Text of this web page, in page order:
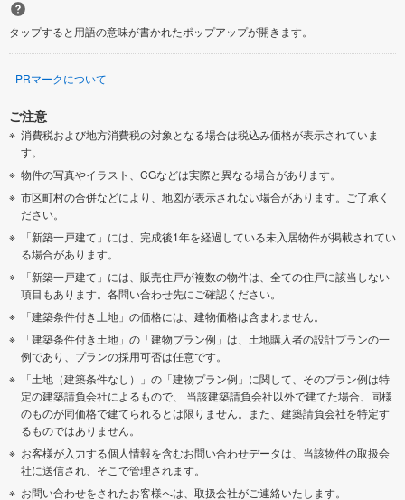
タップすると用語の意味が書かれたポップアップが開きます。
PRマークについて
ご注意
消費税および地方消費税の対象となる場合は税込み価格が表示されていま
す。
物件の写真やイラスト、CGなどは実際と異なる場合があります。
市区町村の合併などにより、地図が表示されない場合があります。ご了承く
ださい。
「新築一戸建て」には、完成後1年を経過している未入居物件が掲載されてい
る場合があります。
「新築一戸建て」には、販売住戸が複数の物件は、全ての住戸に該当しない
項目もあります。各問い合わせ先にご確認ください。
「建築条件付き土地」の価格には、建物価格は含まれません。
「建築条件付き土地」の「建物プラン例」は、土地購入者の設計プランの一
例であり、プランの採用可否は任意です。
「土地（建築条件なし）」の「建物プラン例」に関して、そのプラン例は特
定の建築請負会社によるもので、 当該建築請負会社以外で建てた場合、同様
のものが同価格で建てられるとは限りません。また、建築請負会社を特定す
るものではありません。
お客様が入力する個人情報を含むお問い合わせデータは、当該物件の取扱会
社に送信され、そこで管理されます。
お問い合わせをされたお客様へは、取扱会社がご連絡いたします。